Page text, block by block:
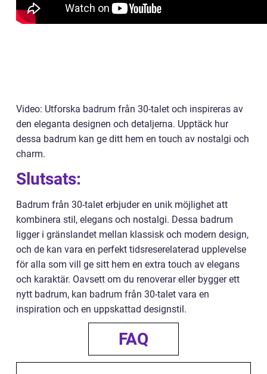
Video: Utforska badrum från 30-talet och inspireras av
den eleganta designen och detaljerna. Upptäck hur
dessa badrum kan ge ditt hem en touch av nostalgi och
charm.
Slutsats:
Badrum från 30-talet erbjuder en unik möjlighet att
kombinera stil, elegans och nostalgi. Dessa badrum
ligger i gränslandet mellan klassisk och modern design,
och de kan vara en perfekt tidsreserelaterad upplevelse
för alla som vill ge sitt hem en extra touch av elegans
och karaktär. Oavsett om du renoverar eller bygger ett
nytt badrum, kan badrum från 30-talet vara en
inspiration och en uppskattad designstil.
FAQ